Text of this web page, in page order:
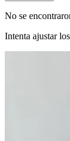
No se
Intenta ajustar